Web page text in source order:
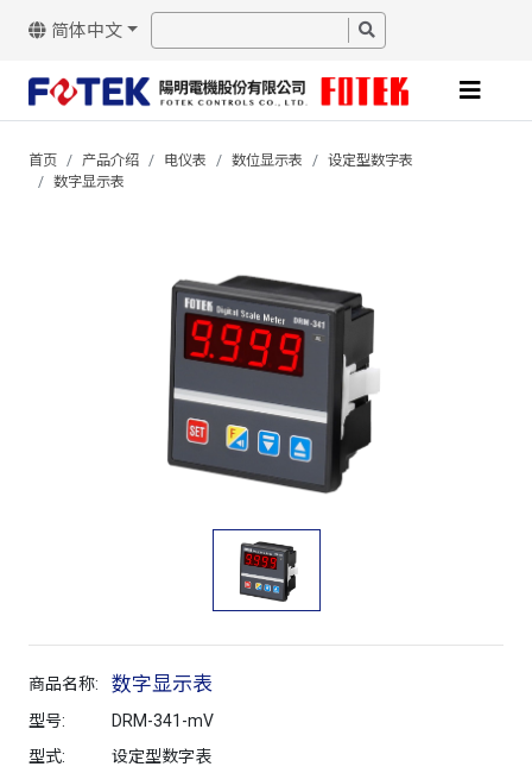
简体中文
首页 产品介绍 电仪表 数位显示表
设定型数字表
数字显示表
商品名称: 数字显示表
型号:
DRM-341-mV
型式:
设定型数字表